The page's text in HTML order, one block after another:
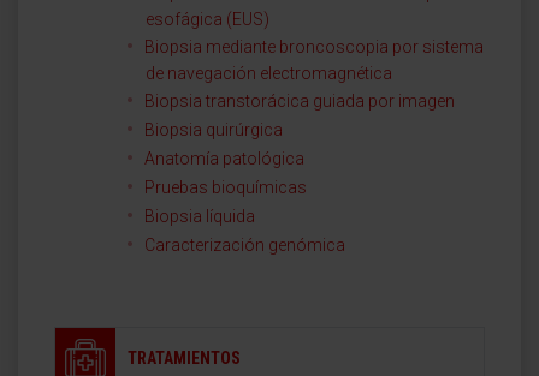
esofágica (EUS)
Biopsia mediante broncoscopia por sistema
de navegación electromagnética
Biopsia transtorácica guiada por imagen
Biopsia quirúrgica
Anatomía patológica
Pruebas bioquímicas
Biopsia líquida
Caracterización genómica
TRATAMIENTOS